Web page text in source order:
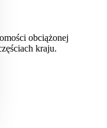
obciążonej
kraju.